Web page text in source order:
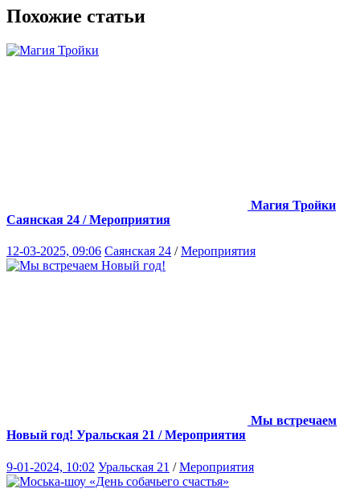
Похожие статьи
Магия Тройки
Саянская 24 / Мероприятия
12-03-2025, 09:06 Саянская 24 /Мероприятия
Мы встречаем
Новый год! Уральская 21 / Мероприятия
9-01-2024, 10:02 Уральская 21 /Мероприятия